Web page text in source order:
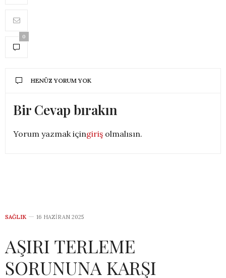
0
HENÜZ YORUM YOK
Bir Cevap bırakın
Yorum yazmak içingiriş olmalısın.
SAĞLIK 16 HAZIRAN 2025
AŞIRI TERLEME
SORUNUNA KARŞI